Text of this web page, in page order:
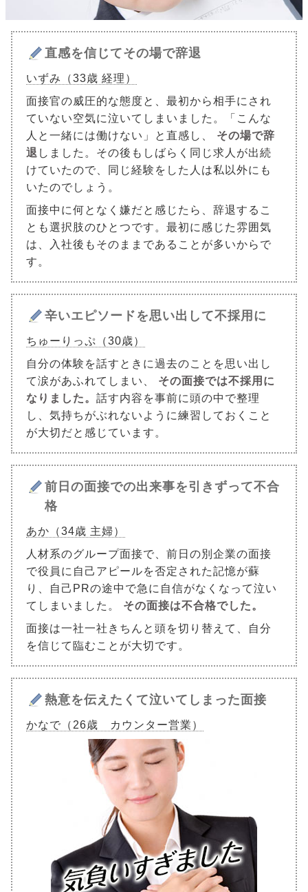
直感を信じてその場で辞退
いずみ（33歳 経理）
面接官の威圧的な態度と、最初から相手にされ
ていない空気に泣いてしまいました。「こんな
人と一緒には働けない」と直感し、
その場で辞
退 しました。その後もしばらく同じ求人が出続
けていたので、同じ経験をした人は私以外にも
いたのでしょう。
面接中に何となく嫌だと感じたら、辞退するこ
とも選択肢のひとつです。最初に感じた雰囲気
は、入社後もそのままであることが多いからで
す。
辛いエピソードを思い出して不採用に
ちゅーりっぷ（30歳）
自分の体験を話すときに過去のことを思い出し
て涙があふれてしまい、
その面接では不採用に
なりました。 話す内容を事前に頭の中で整理
し、気持ちがぶれないように練習しておくこと
が大切だと感じています。
前日の面接での出来事を引きずって不合
格
あか（34歳 主婦）
人材系のグループ面接で、前日の別企業の面接
で役員に自己アピールを否定された記憶が蘇
り、自己PRの途中で急に自信がなくなって泣い
てしまいました。
その面接は不合格でした。
面接は一社一社きちんと頭を切り替えて、自分
を信じて臨むことが大切です。
熱意を伝えたくて泣いてしまった面接
かなで（26歳 カウンター営業）